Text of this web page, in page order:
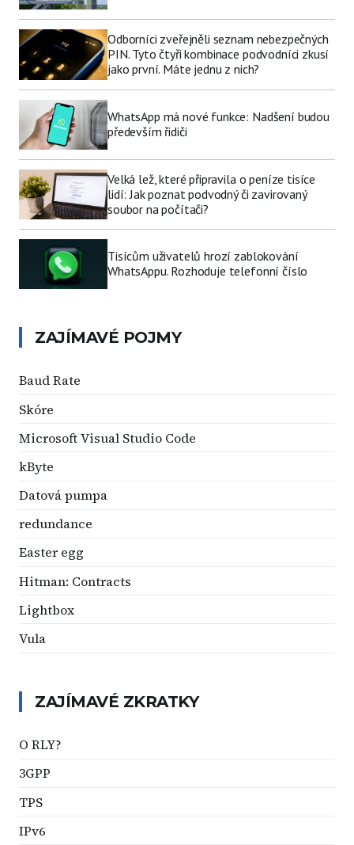
Odborníci zveřejněli seznam nebezpečných
PIN. Tyto čtyři kombinace podvodníci zkusí
jako první. Máte jednu z nich?
WhatsApp má nové funkce: Nadšení budou
především řidiči
Velká lež, které připravila o peníze tisíce
lidí: Jak poznat podvodný či zavirovaný
soubor na počítači?
Tisícům uživatelů hrozí zablokování
WhatsAppu. Rozhoduje telefonní číslo
ZAJÍMAVÉ POJMY
Baud Rate
Skóre
Microsoft Visual Studio Code
kByte
Datová pumpa
redundance
Easter egg
Hitman: Contracts
Lightbox
Vula
ZAJÍMAVÉ ZKRATKY
O RLY?
3GPP
TPS
IPv6